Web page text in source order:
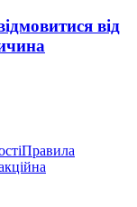
від
Правила